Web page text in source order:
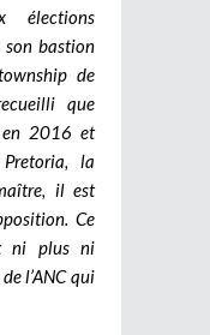
élections
bastion
de
que
en 2016 et
la
il est
Ce
ni plus ni
l’ANC qui